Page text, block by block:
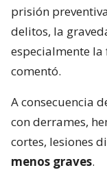
prisión
delitos, la
especialmente la
comentó.
A consecuencia
con derrames,
cortes, lesiones
menos graves.